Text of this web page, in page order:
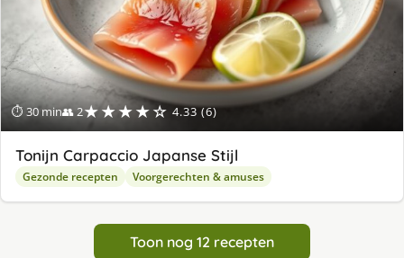
⏱ 30 min👥 2★★★★☆ 4.33 (6)
Tonijn Carpaccio Japanse Stijl
Gezonde recepten Voorgerechten & amuses
Toon nog 12 recepten